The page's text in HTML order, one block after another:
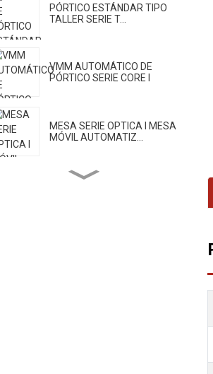
PÓRTICO ESTÁNDAR TIPO
TALLER SERIE T...
VMM AUTOMÁTICO DE
PÓRTICO SERIE CORE I
MESA SERIE OPTICA I MESA
MÓVIL AUTOMATIZ...